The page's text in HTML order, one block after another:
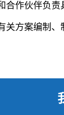
合作伙伴负
方案编制、